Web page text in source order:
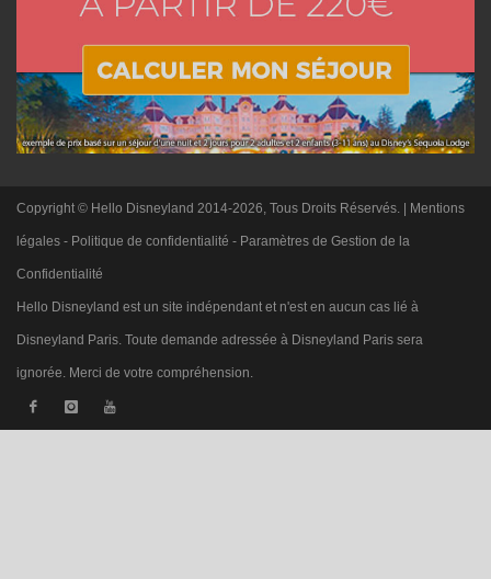
Copyright © Hello Disneyland 2014-2026, Tous Droits Réservés. | Mentions
légales - Politique de confidentialité - Paramètres de Gestion de la
Confidentialité
Hello Disneyland est un site indépendant et n'est en aucun cas lié à
Disneyland Paris. Toute demande adressée à Disneyland Paris sera
ignorée. Merci de votre compréhension.